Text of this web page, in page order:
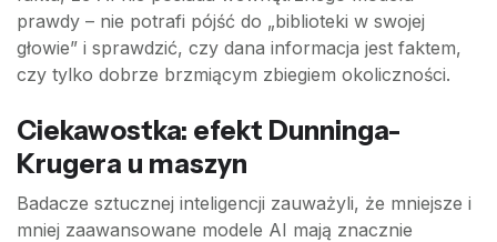
prawdy – nie potrafi pójść do „biblioteki w swojej
głowie” i sprawdzić, czy dana informacja jest faktem,
czy tylko dobrze brzmiącym zbiegiem okoliczności.
Ciekawostka: efekt Dunninga-
Krugera u maszyn
Badacze sztucznej inteligencji zauważyli, że mniejsze i
mniej zaawansowane modele AI mają znacznie